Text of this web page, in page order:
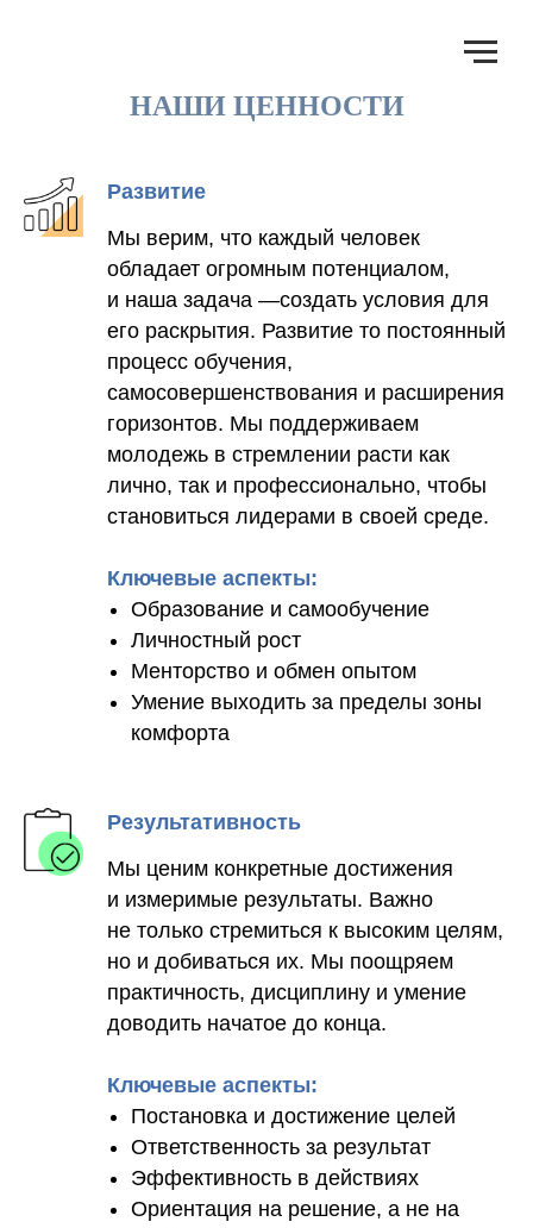
НАШИ ЦЕННОСТИ
Развитие
Мы верим, что каждый человек
обладает огромным потенциалом,
и наша задача —создать условия для
его раскрытия. Развитие то постоянный
процесс обучения,
самосовершенствования и расширения
горизонтов. Мы поддерживаем
молодежь в стремлении расти как
лично, так и профессионально, чтобы
становиться лидерами в своей среде.
Ключевые аспекты:
Образование и самообучение
Личностный рост
Менторство и обмен опытом
Умение выходить за пределы зоны
комфорта
Результативность
Мы ценим конкретные достижения
и измеримые результаты. Важно
не только стремиться к высоким целям,
но и добиваться их. Мы поощряем
практичность, дисциплину и умение
доводить начатое до конца.
Ключевые аспекты:
Постановка и достижение целей
Ответственность за результат
Эффективность в действиях
Ориентация на решение, а не на